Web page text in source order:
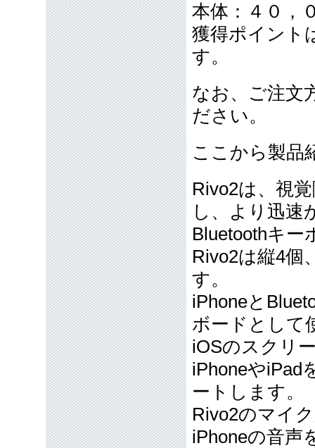
本体：４０，
獲得ポイント
す。
なお、ご注文
ださい。
ここから製品
Rivo2は、視
し、より迅速
Bluetoothキー
Rivo2は縦4個
す。
iPhoneと
ボードとして
iOSのスクリ
iPhoneやiPad
ートします。
Rivo2のマイ
iPhoneの音声